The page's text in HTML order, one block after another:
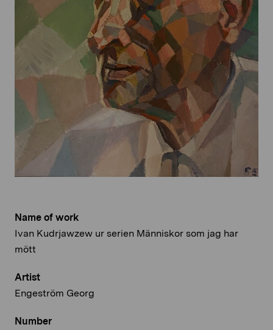
Name of work
Ivan Kudrjawzew ur serien Människor som jag har
mött
Artist
Engeström Georg
Number